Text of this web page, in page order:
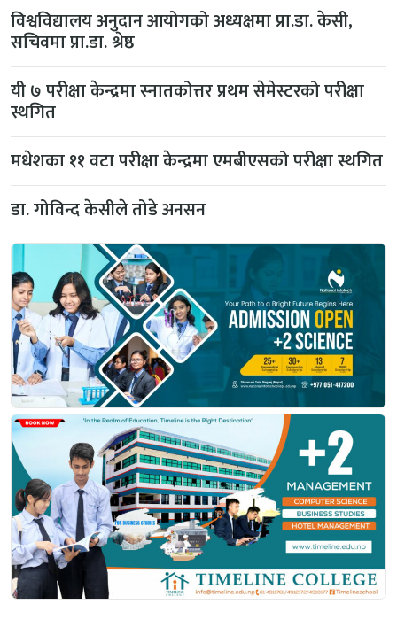
विश्वविद्यालय अनुदान आयोगको अध्यक्षमा प्रा.डा. केसी,
सचिवमा प्रा.डा. श्रेष्ठ
यी ७ परीक्षा केन्द्रमा स्नातकोत्तर प्रथम सेमेस्टरको परीक्षा
स्थगित
मधेशका ११ वटा परीक्षा केन्द्रमा एमबीएसको परीक्षा स्थगित
डा. गोविन्द केसीले तोडे अनसन